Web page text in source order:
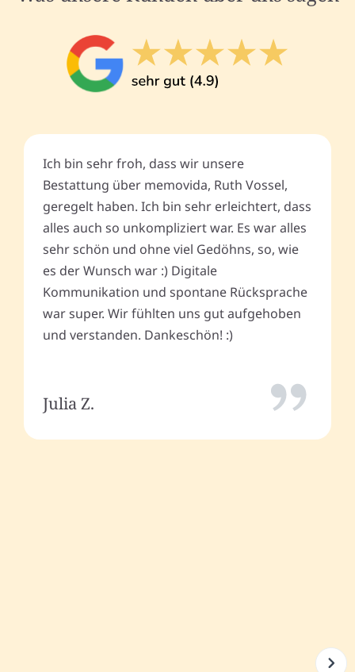
Ich bin sehr froh, dass wir unsere
Bestattung über memovida, Ruth Vossel,
geregelt haben. Ich bin sehr erleichtert, dass
alles auch so unkompliziert war. Es war alles
sehr schön und ohne viel Gedöhns, so, wie
es der Wunsch war :) Digitale
Kommunikation und spontane Rücksprache
war super. Wir fühlten uns gut aufgehoben
und verstanden. Dankeschön! :)
Julia Z.